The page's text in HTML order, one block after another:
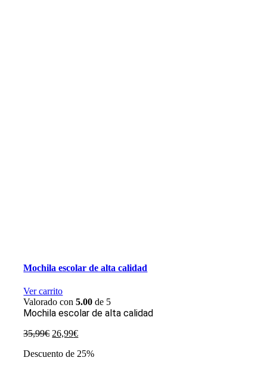
Mochila escolar de alta calidad
Ver carrito
Valorado con5.00 de 5
Mochila escolar de alta calidad
35,99€ El
original
26,99€El
actual
Descuento de 25%